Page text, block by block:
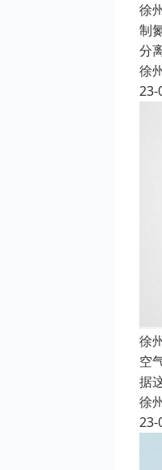
徐
制
分
徐
23-
徐
空
据
徐
23-